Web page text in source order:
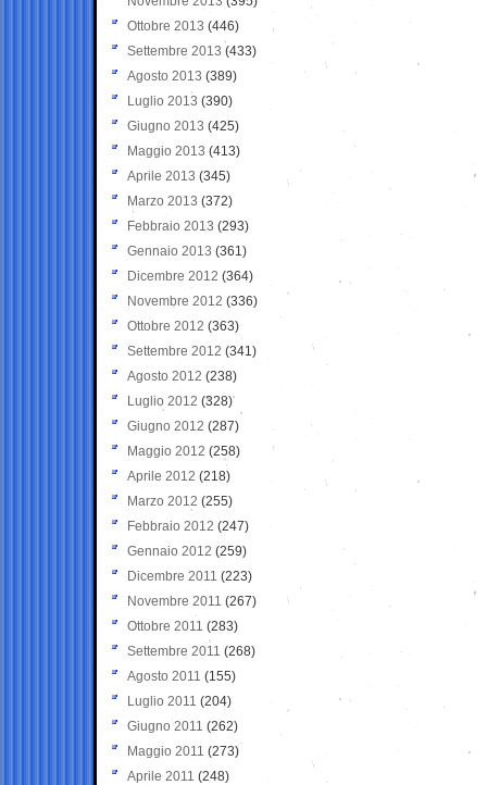
Ottobre 2013 (446)
Settembre 2013 (433)
Agosto 2013 (389)
Luglio 2013 (390)
Giugno 2013 (425)
Maggio 2013 (413)
Aprile 2013 (345)
Marzo 2013 (372)
Febbraio 2013 (293)
Gennaio 2013 (361)
Dicembre 2012 (364)
Novembre 2012 (336)
Ottobre 2012 (363)
Settembre 2012 (341)
Agosto 2012 (238)
Luglio 2012 (328)
Giugno 2012 (287)
Maggio 2012 (258)
Aprile 2012 (218)
Marzo 2012 (255)
Febbraio 2012 (247)
Gennaio 2012 (259)
Dicembre 2011 (223)
Novembre 2011 (267)
Ottobre 2011 (283)
Settembre 2011 (268)
Agosto 2011 (155)
Luglio 2011 (204)
Giugno 2011 (262)
Maggio 2011 (273)
Aprile 2011 (248)